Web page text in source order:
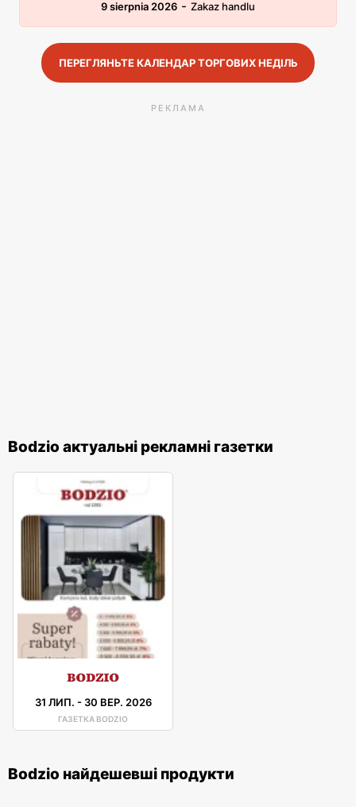
9 sierpnia 2026 - Zakaz handlu
ПЕРЕГЛЯНЬТЕ КАЛЕНДАР ТОРГОВИХ НЕДІЛЬ
РЕКЛАМА
Bodzio актуальні рекламні газетки
31 ЛИП. - 30 ВЕР. 2026
ГАЗЕТКА BODZIO
Bodzio найдешевші продукти